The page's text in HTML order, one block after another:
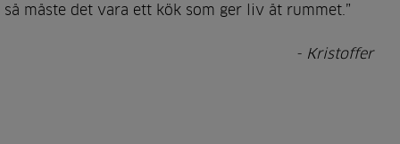
måste det vara ett kök som ger liv åt rummet.”
- Kristoffer